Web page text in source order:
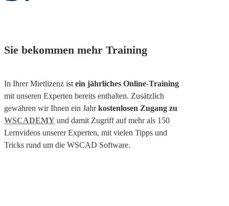
Sie bekommen mehr Training
In Ihrer Mietlizenz ist ein jährliches Online-Training
mit unseren Experten bereits enthalten. Zusätzlich
gewähren wir Ihnen ein Jahrkostenlosen Zugang zu
WSCADEMY und damit Zugriff auf mehr als 150
Lernvideos unserer Experten, mit vielen Tipps und
Tricks rund um die WSCAD Software.